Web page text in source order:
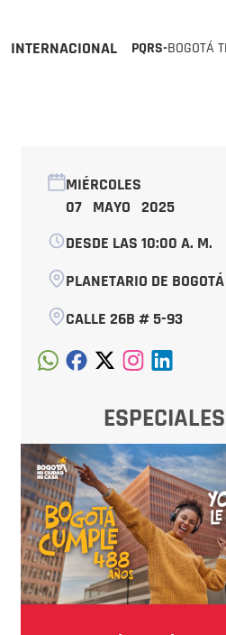
INTERNACIONAL PQRS-BOGOTÁ
MIÉRCOLES
07 MAYO 2025
DESDE LAS 10:00 A. M.
PLANETARIO DE BOGOTÁ
CALLE 26B # 5-93
ESPECIALES